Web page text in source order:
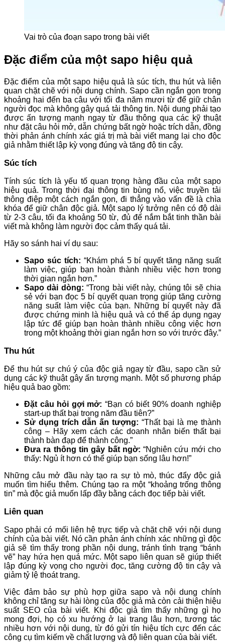
Vai trò của đoạn sapo trong bài viết
Đặc điểm của một sapo hiệu quả
Đặc điểm của một sapo hiệu quả là súc tích, thu hút và liên
quan chặt chẽ với nội dung chính. Sapo cần ngắn gọn trong
khoảng hai đến ba câu với tối đa năm mươi từ để giữ chân
người đọc mà không gây quá tải thông tin. Nội dung phải tạo
được ấn tượng mạnh ngay từ đầu thông qua các kỹ thuật
như đặt câu hỏi mở, dẫn chứng bất ngờ hoặc trích dẫn, đồng
thời phản ánh chính xác giá trị mà bài viết mang lại cho độc
giả nhằm thiết lập kỳ vọng đúng và tăng độ tin cậy.
Súc tích
Tính súc tích là yếu tố quan trọng hàng đầu của một sapo
hiệu quả. Trong thời đại thông tin bùng nổ, việc truyền tải
thông điệp một cách ngắn gọn, đi thẳng vào vấn đề là chìa
khóa để giữ chân độc giả. Một sapo lý tưởng nên có độ dài
từ 2-3 câu, tối đa khoảng 50 từ, đủ để nắm bắt tinh thần bài
viết mà không làm người đọc cảm thấy quá tải.
Hãy so sánh hai ví dụ sau:
Sapo súc tích: “Khám phá 5 bí quyết tăng năng suất
làm việc, giúp bạn hoàn thành nhiều việc hơn trong
thời gian ngắn hơn.”
Sapo dài dòng: “Trong bài viết này, chúng tôi sẽ chia
sẻ với bạn đọc 5 bí quyết quan trọng giúp tăng cường
năng suất làm việc của bạn. Những bí quyết này đã
được chứng minh là hiệu quả và có thể áp dụng ngay
lập tức để giúp bạn hoàn thành nhiều công việc hơn
trong một khoảng thời gian ngắn hơn so với trước đây.”
Thu hút
Để thu hút sự chú ý của độc giả ngay từ đầu, sapo cần sử
dụng các kỹ thuật gây ấn tượng mạnh. Một số phương pháp
hiệu quả bao gồm:
Đặt câu hỏi gợi mở: “Bạn có biết 90% doanh nghiệp
start-up thất bại trong năm đầu tiên?”
Sử dụng trích dẫn ấn tượng: “Thất bại là mẹ thành
công – Hãy xem cách các doanh nhân biến thất bại
thành bàn đạp để thành công.”
Đưa ra thông tin gây bất ngờ: “Nghiên cứu mới cho
thấy: Ngủ ít hơn có thể giúp bạn sống lâu hơn!”
Những câu mở đầu này tạo ra sự tò mò, thúc đẩy độc giả
muốn tìm hiểu thêm. Chúng tạo ra một “khoảng trống thông
tin” mà độc giả muốn lấp đầy bằng cách đọc tiếp bài viết.
Liên quan
Sapo phải có mối liên hệ trực tiếp và chặt chẽ với nội dung
chính của bài viết. Nó cần phản ánh chính xác những gì độc
giả sẽ tìm thấy trong phần nội dung, tránh tình trạng “bánh
vẽ” hay hứa hẹn quá mức. Một sapo liên quan sẽ giúp thiết
lập đúng kỳ vọng cho người đọc, tăng cường độ tin cậy và
giảm tỷ lệ thoát trang.
Việc đảm bảo sự phù hợp giữa sapo và nội dung chính
không chỉ tăng sự hài lòng của độc giả mà còn cải thiện hiệu
suất SEO của bài viết. Khi độc giả tìm thấy những gì họ
mong đợi, họ có xu hướng ở lại trang lâu hơn, tương tác
nhiều hơn với nội dung, từ đó gửi tín hiệu tích cực đến các
công cụ tìm kiếm về chất lượng và độ liên quan của bài viết.